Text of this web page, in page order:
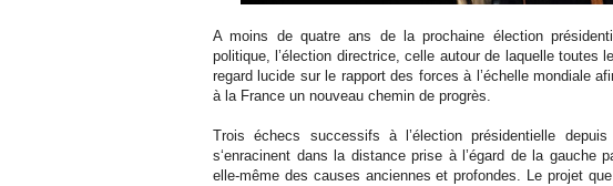
A moins de quatre ans de la prochaine élection
politique, l’élection directrice, celle autour de laquelle toutes
regard lucide sur le rapport des forces à l’échelle mondiale
à la France un nouveau chemin de progrès.
Trois échecs successifs à l’élection présidentielle
s‘enracinent dans la distance prise à l’égard de la gauche
elle-même des causes anciennes et profondes. Le projet